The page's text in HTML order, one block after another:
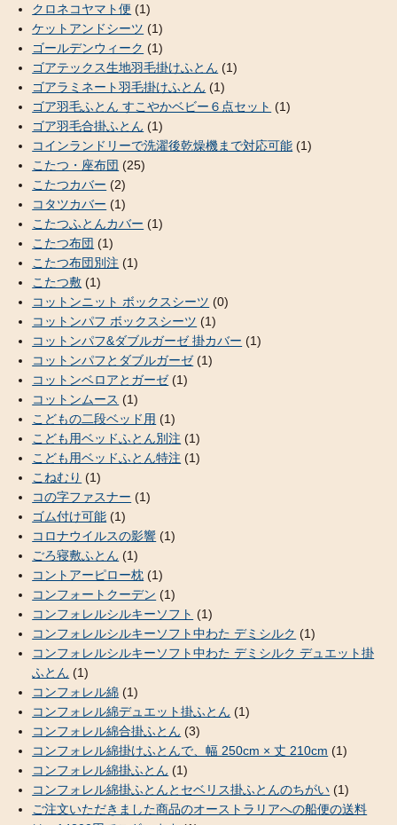
クロネコヤマト便 (1)
ケットアンドシーツ (1)
ゴールデンウィーク (1)
ゴアテックス生地羽毛掛けふとん (1)
ゴアラミネート羽毛掛けふとん (1)
ゴア羽毛ふとん すこやかベビー６点セット (1)
ゴア羽毛合掛ふとん (1)
コインランドリーで洗濯後乾燥機まで対応可能 (1)
こたつ・座布団 (25)
こたつカバー (2)
コタツカバー (1)
こたつふとんカバー (1)
こたつ布団 (1)
こたつ布団別注 (1)
こたつ敷 (1)
コットンニット ボックスシーツ (0)
コットンパフ ボックスシーツ (1)
コットンパフ&ダブルガーゼ 掛カバー (1)
コットンパフとダブルガーゼ(1)
コットンベロアとガーゼ(1)
コットンムース (1)
こどもの二段ベッド用 (1)
こども用ベッドふとん別注 (1)
こども用ベッドふとん特注 (1)
こねむり (1)
コの字ファスナー (1)
ゴム付け可能 (1)
コロナウイルスの影響 (1)
ごろ寝敷ふとん (1)
コントアーピロー枕 (1)
コンフォートクーデン (1)
コンフォレルシルキーソフト (1)
コンフォレルシルキーソフト中わた デミシルク (1)
コンフォレルシルキーソフト中わた デミシルク デュエット掛
ふとん (1)
コンフォレル綿 (1)
コンフォレル綿デュエット掛ふとん (1)
コンフォレル綿合掛ふとん (3)
コンフォレル綿掛けふとんで、幅 250cm × 丈 210cm (1)
コンフォレル綿掛ふとん (1)
コンフォレル綿掛ふとんとセベリス掛ふとんのちがい (1)
ご注文いただきました商品のオーストラリアへの船便の送料